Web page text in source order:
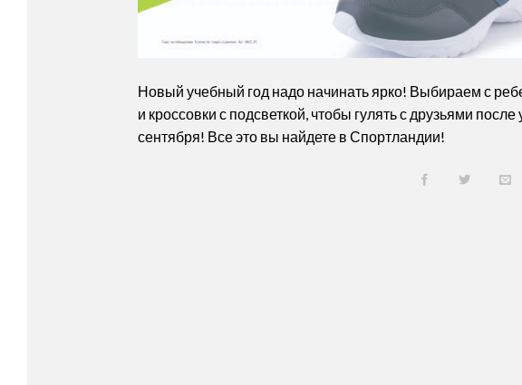
Новый учебный год надо начинать ярко! Выбираем с
и кроссовки с подсветкой, чтобы гулять с друзьями
сентября! Все это вы найдете в Спортландии!